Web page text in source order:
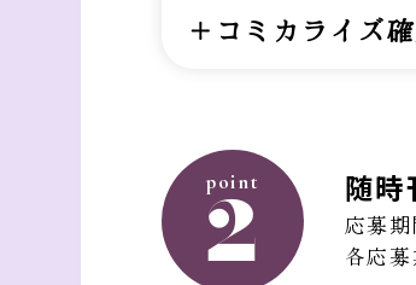
＋コミカライズ
point
2 随時
応募
各応